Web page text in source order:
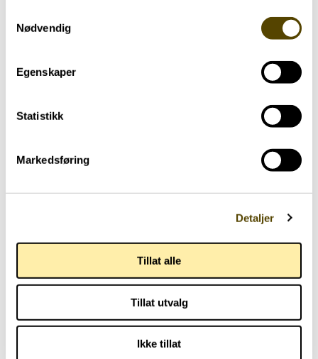
Nødvendig
Egenskaper
Statistikk
Markedsføring
Detaljer
Tillat alle
Tillat utvalg
Ikke tillat
Yngre med parkinson